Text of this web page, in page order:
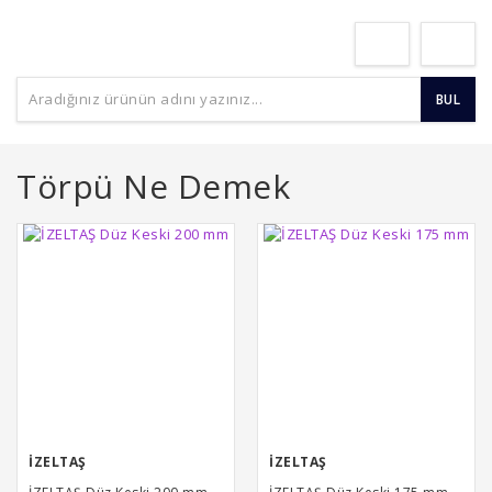
BUL
Törpü Ne Demek
İZELTAŞ
İZELTAŞ